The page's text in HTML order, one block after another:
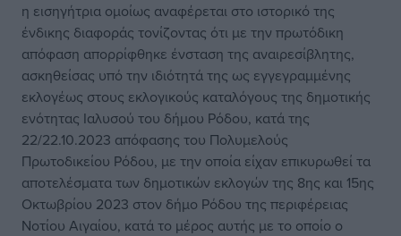
η εισηγήτρια ομοίως αναφέρεται στο ιστορικό της
ένδικης διαφοράς τονίζοντας ότι με την πρωτόδικη
απόφαση απορρίφθηκε ένσταση της αναιρεσίβλητης,
ασκηθείσας υπό την ιδιότητά της ως εγγεγραμμένης
εκλογέως στους εκλογικούς καταλόγους της δημοτικής
ενότητας Ιαλυσού του δήμου Ρόδου, κατά της
22/22.10.2023 απόφασης του Πολυμελούς
Πρωτοδικείου Ρόδου, με την οποία είχαν επικυρωθεί τα
αποτελέσματα των δημοτικών εκλογών της 8ης και 15ης
Οκτωβρίου 2023 στον δήμο Ρόδου της περιφέρειας
Νοτίου Αιγαίου, κατά το μέρος αυτής με το οποίο ο